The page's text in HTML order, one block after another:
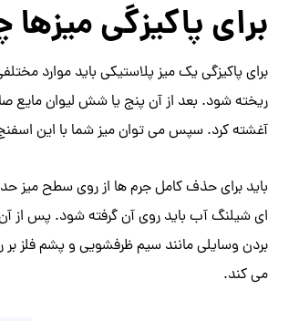
برای پاکیزگی
برای پاکیزگی یک میز پلاستیکی باید موارد
ریخته شود. بعد از آن پنج یا شش لیوان مایع
آغشته کرد. سپس می توان میز شما با این
باید برای حذف کامل جرم ها از روی سطح میز
ای شیلنگ آب باید روی آن گرفته شود. پس از
بردن وسایلی مانند سیم ظرفشویی و پشم فلز
می کند.